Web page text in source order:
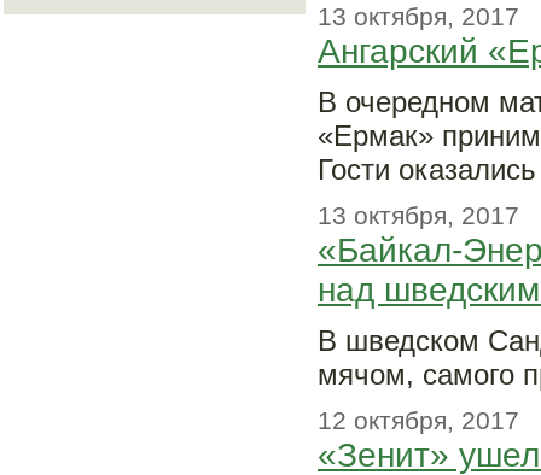
13 октября, 2017
Ангарский
В очередном
«Ермак»
Гости
13 октября, 2017
«Байкал-
над
В шведском
мячом, самого
12 октября, 2017
«Зенит»